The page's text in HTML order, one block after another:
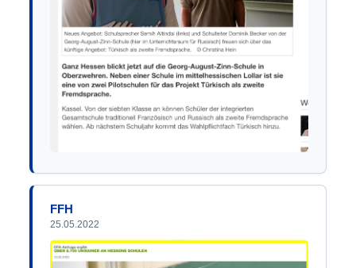
FFH
25.05.2022